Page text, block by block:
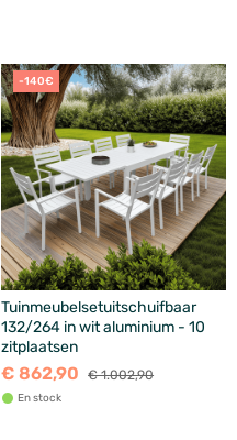
-140€
Tuinmeubelsetuitschuifbaar
132/264 in wit aluminium - 10
zitplaatsen
€ 862,90 € 1.002,90
En stock